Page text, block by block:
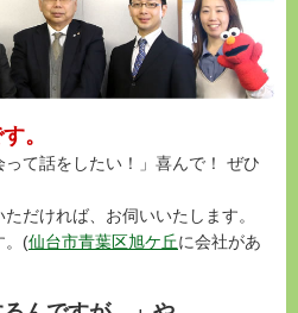
。
って話をしたい！」喜んで！ ぜひ
だければ、お伺いいたします。
。(仙台市青葉区旭ケ丘に会社があ